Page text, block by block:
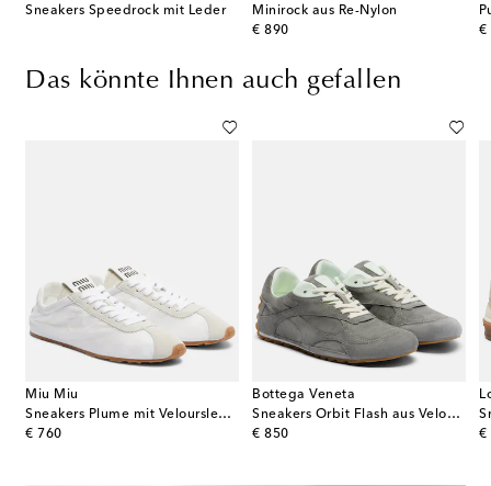
Sneakers Speedrock mit Leder
Minirock aus Re-Nylon
€ 890
original price
€
Das könnte Ihnen auch gefallen
Miu Miu
Sneakers Plume mit Veloursleder
€ 760
original price
Bottega Veneta
Sneakers Orbit Flash aus Veloursleder
€ 850
original price €